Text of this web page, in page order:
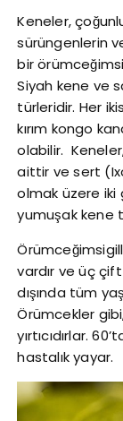
Keneler,
sürüngenlerin
bir
Siyah kene ve
türleridir. Her
kırım kongo
olabilir.
aittir ve sert
olmak üzere iki
yumuşak kene
vardır ve üç
dışında tüm
Örümcekler
yırtıcıdırlar.
hastalık yayar.